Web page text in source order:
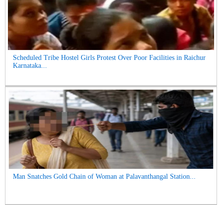
Scheduled Tribe Hostel Girls Protest Over Poor Facilities in Raichur
Karnataka...
Man Snatches Gold Chain of Woman at Palavanthangal Station...